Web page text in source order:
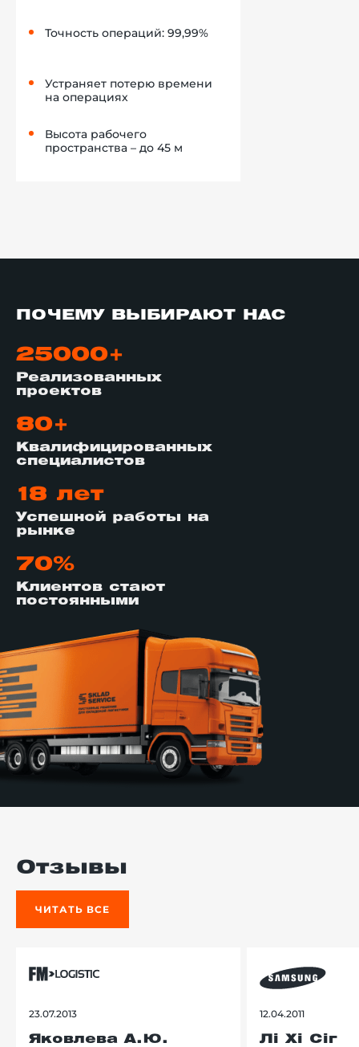
Точность операций: 99,99%
Устраняет потерю времени
на операциях
Высота рабочего
пространства – до 45 м
ПОЧЕМУ ВЫБИРАЮТ НАС
25000+
Реализованных
проектов
80+
Квалифицированных
специалистов
18 лет
Успешной работы на
рынке
70%
Клиентов стают
постоянными
Отзывы
ЧИТАТЬ ВСЕ
23.07.2013
Яковлева А.Ю.
12.04.2011
Лі Хі Сіг